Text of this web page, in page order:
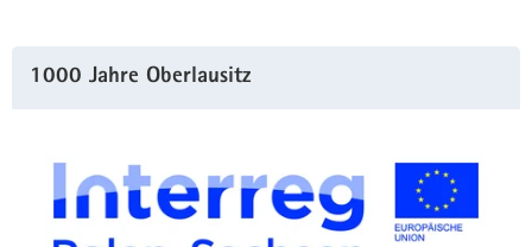
1000 Jahre Oberlausitz